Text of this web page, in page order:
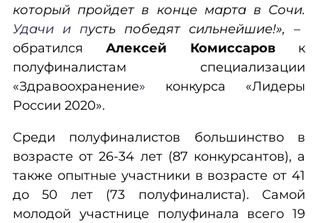
который пройдет в конце марта в Сочи.
Удачи и пусть победят сильнейшие!», –
обратилсяАлексей Комиссаров к
полуфиналистам специализации
«Здравоохранение» конкурса «Лидеры
России 2020».
Среди полуфиналистов большинство в
возрасте от 26-34 лет (87 конкурсантов), а
также опытные участники в возрасте от 41
до 50 лет (73 полуфиналиста). Самой
молодой участнице полуфинала всего 19